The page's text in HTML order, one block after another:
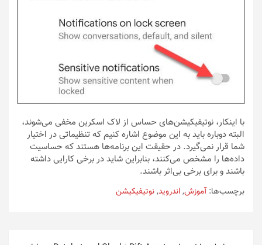
با اینکار، نوتیفیکیشن‌های حساس از لاک اسکرین مخفی می‌شوند،
البته دوباره باید به این موضوع اشاره کنیم که تنظیماتی در اختیار
شما قرار نمی‌گیرد. در حقیقت این برنامه‌ها هستند که حساسیت
داده‌ها را مشخص می‌کنند، بنابراین شاید در برخی کارایی داشته
باشند و برای برخی بی‌اثر باشند.
برچسب‌ها: آموزش,اندروید,نوتیفیکیشن
راهبری